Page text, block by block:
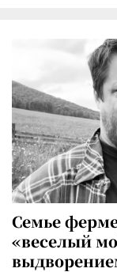
Семье
«веселый